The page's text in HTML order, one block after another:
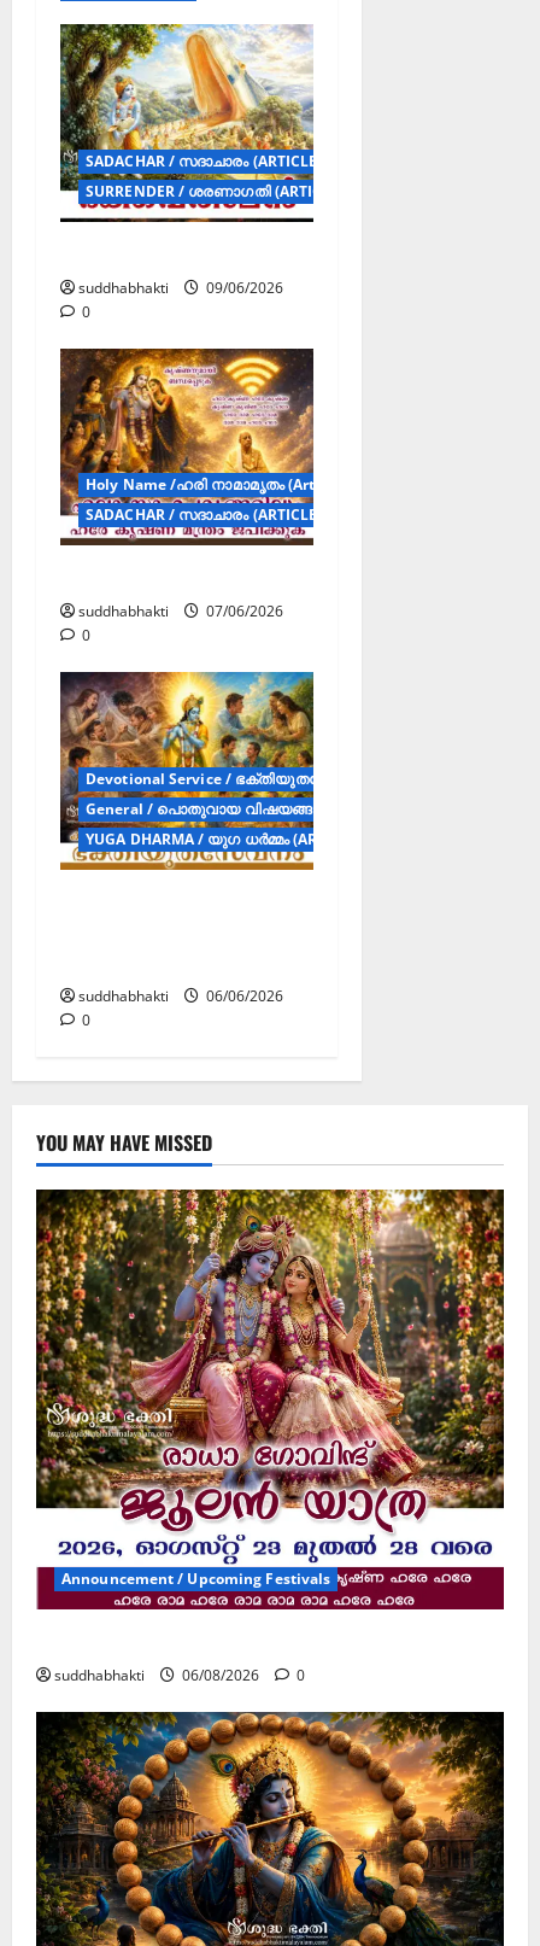
SADACHAR / സദാചാരം (ARTICLES)
SURRENDER / ശരണാഗതി (ARTICLES)
suddhabhakti
09/06/2026
0
Holy Name /ഹരി നാമാമൃതം (Articles)
SADACHAR / സദാചാരം (ARTICLES)
suddhabhakti
07/06/2026
0
Devotional Service / ഭക്തിയുതസേവനം (Articles)
General / പൊതുവായ വിഷയങ്ങള്‍ (Articles)
YUGA DHARMA / യുഗ ധർമ്മം (ARTICLES)
suddhabhakti
06/06/2026
0
YOU MAY HAVE MISSED
Announcement / Upcoming Festivals
suddhabhakti 06/08/2026 0